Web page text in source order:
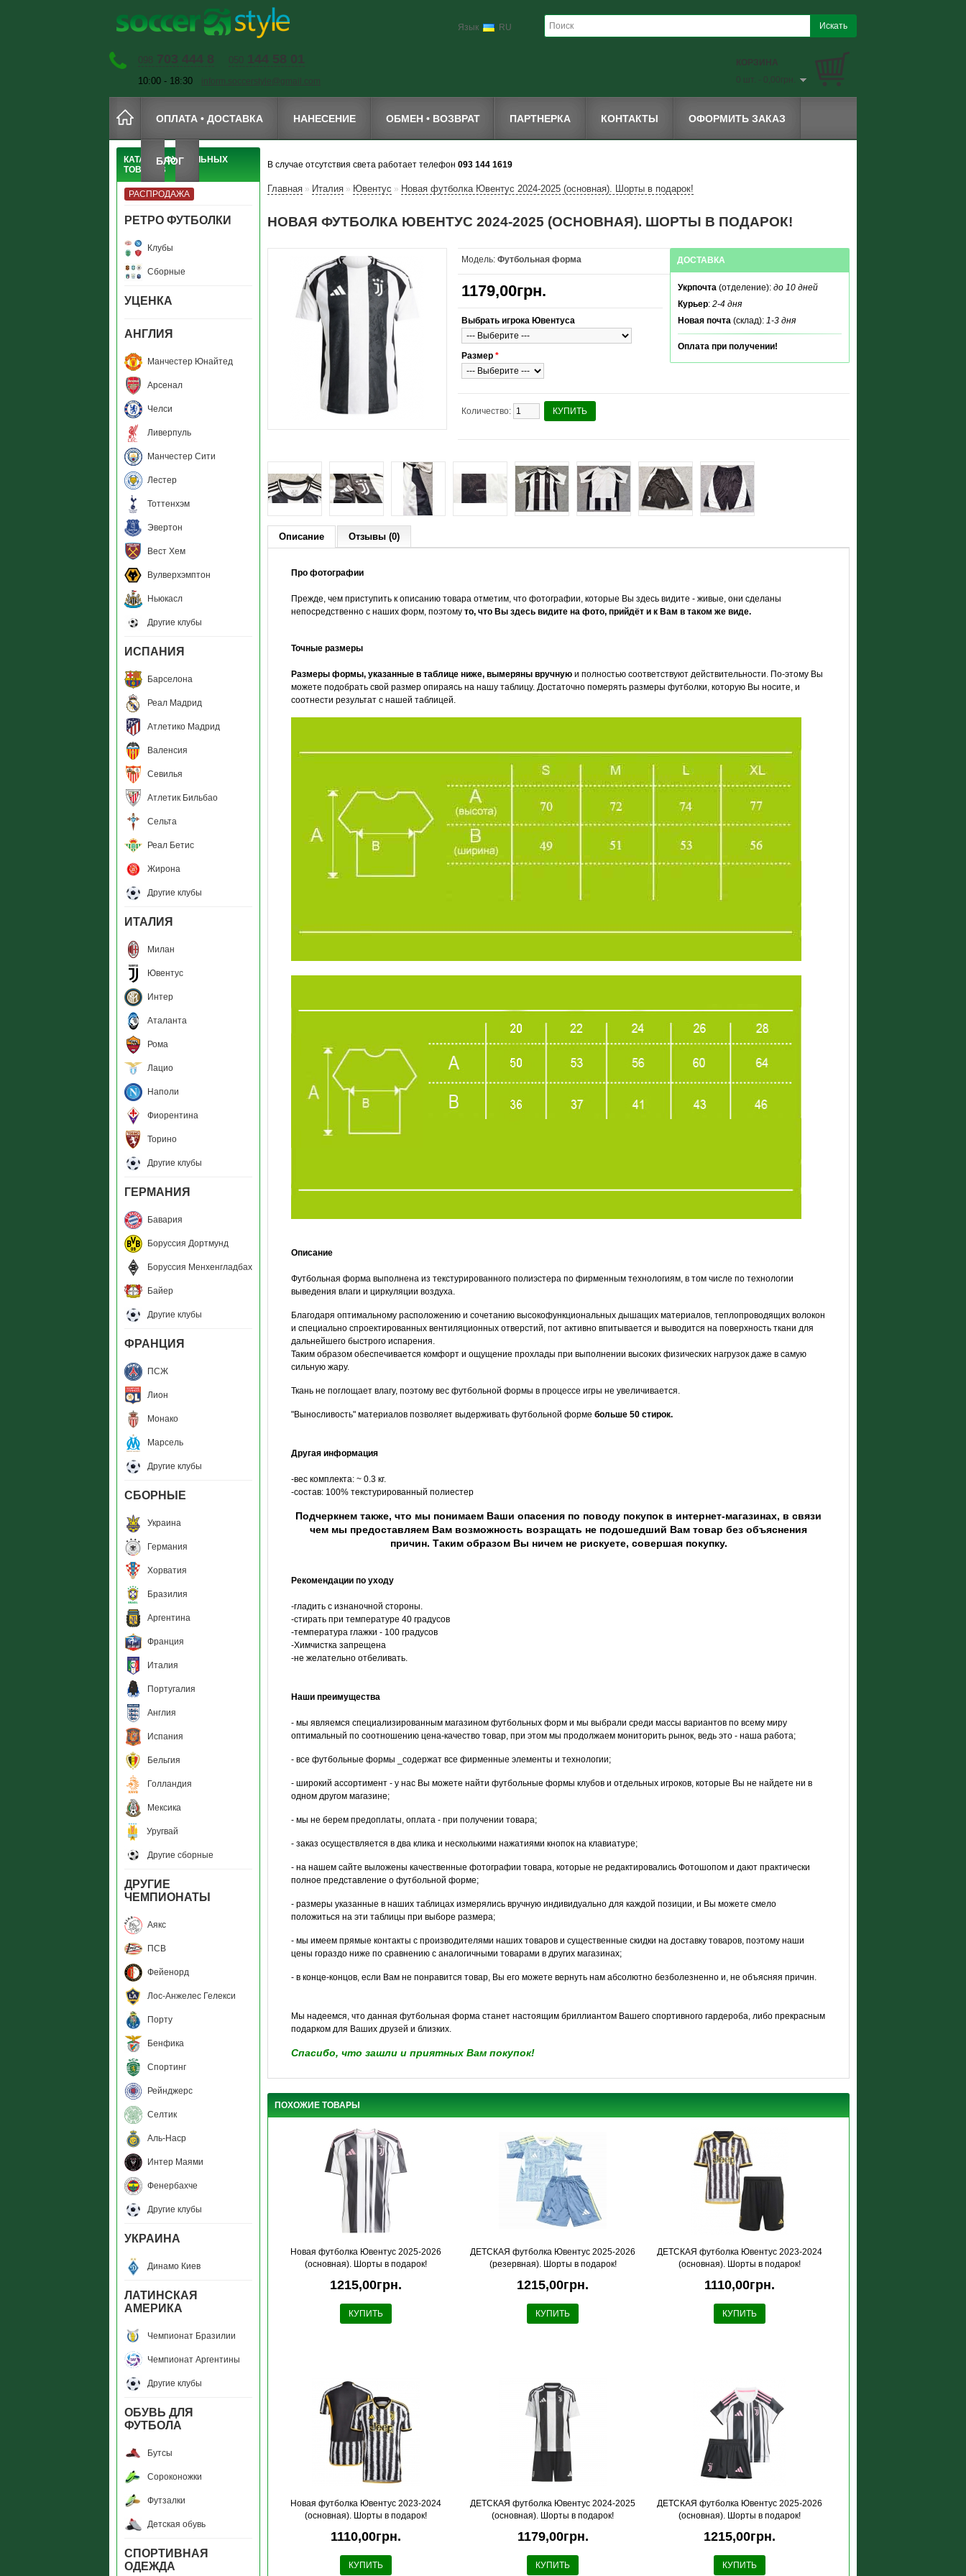
Язык RU
КОРЗИНА
0 шт. - 0,00грн.
098 703 444 8 050 144 58 01
10:00 - 18:30 inform.soccerstyle@gmail.com
ОПЛАТА • ДОСТАВКА НАНЕСЕНИЕ ОБМЕН • ВОЗВРАТ ПАРТНЕРКА КОНТАКТЫ ОФОРМИТЬ ЗАКАЗ
БЛОГ
КАТАЛОГ ФУТБОЛЬНЫХ
ТОВАРОВ
РАСПРОДАЖА
РЕТРО ФУТБОЛКИ
Клубы
Сборные
УЦЕНКА
АНГЛИЯ
Манчестер Юнайтед
Арсенал
Челси
Ливерпуль
Манчестер Сити
Лестер
Тоттенхэм
Эвертон
Вест Хем
Вулверхэмптон
Ньюкасл
Другие клубы
ИСПАНИЯ
Барселона
Реал Мадрид
Атлетико Мадрид
Валенсия
Севилья
Атлетик Бильбао
Сельта
Реал Бетис
Жирона
Другие клубы
ИТАЛИЯ
Милан
Ювентус
Интер
Аталанта
Рома
Лацио
Наполи
Фиорентина
Торино
Другие клубы
ГЕРМАНИЯ
Бавария
Боруссия Дортмунд
Боруссия Менхенгладбах
Байер
Другие клубы
ФРАНЦИЯ
ПСЖ
Лион
Монако
Марсель
Другие клубы
СБОРНЫЕ
Украина
Германия
Хорватия
Бразилия
Аргентина
Франция
Италия
Португалия
Англия
Испания
Бельгия
Голландия
Мексика
Уругвай
Другие сборные
ДРУГИЕ
ЧЕМПИОНАТЫ
Аякс
ПСВ
Фейенорд
Лос-Анжелес Гелекси
Порту
Бенфика
Спортинг
Рейнджерс
Селтик
Аль-Наср
Интер Маями
Фенербахче
Другие клубы
УКРАИНА
Динамо Киев
ЛАТИНСКАЯ
АМЕРИКА
Чемпионат Бразилии
Чемпионат Аргентины
Другие клубы
ОБУВЬ ДЛЯ
ФУТБОЛА
Бутсы
Сороконожки
Футзалки
Детская обувь
СПОРТИВНАЯ
ОДЕЖДА
В случае отсутствия света работает телефон 093 144 1619
Главная » Италия » Ювентус » Новая футболка Ювентус 2024-2025 (основная). Шорты в подарок!
НОВАЯ ФУТБОЛКА ЮВЕНТУС 2024-2025 (ОСНОВНАЯ). ШОРТЫ В ПОДАРОК!
ДОСТАВКА
Укрпочта (отделение): до 10 дней
Курьер: 2-4 дня
Новая почта (склад): 1-3 дня
Оплата при получении!
Модель: Футбольная форма
1179,00грн.
Выбрать игрока Ювентуса
Размер *
Количество: КУПИТЬ
Описание Отзывы (0)
Про фотографии
Прежде, чем приступить к описанию товара отметим, что фотографии, которые Вы здесь видите - живые, они сделаны
непосредственно с наших форм, поэтомуто, что Вы здесь видите на фото, прийдёт и к Вам в таком же виде.
Точные размеры
Размеры формы, указанные в таблице ниже, вымеряны вручную и полностью соответствуют действительности. По-этому Вы
можете подобрать свой размер опираясь на нашу таблицу. Достаточно померять размеры футболки, которую Вы носите, и
соотнести результат с нашей таблицей.
Описание
Футбольная форма выполнена из текстурированного полиэстера по фирменным технологиям, в том числе по технологии
выведения влаги и циркуляции воздуха.
Благодаря оптимальному расположению и сочетанию высокофункциональных дышащих материалов, теплопроводящих волокон
и специально спроектированных вентиляционных отверстий, пот активно впитывается и выводится на поверхность ткани для
дальнейшего быстрого испарения.
Таким образом обеспечивается комфорт и ощущение прохлады при выполнении высоких физических нагрузок даже в самую
сильную жару.
Ткань не поглощает влагу, поэтому вес футбольной формы в процессе игры не увеличивается.
"Выносливость" материалов позволяет выдерживать футбольной формебольше 50 стирок.
Другая информация
-вес комплекта: ~ 0.3 кг.
-состав: 100% текстурированный полиестер
Подчеркнем также, что мы понимаем Ваши опасения по поводу покупок в интернет-магазинах, в связи
чем мы предоставляем Вам возможность возращать не подошедший Вам товар без объяснения
причин. Таким образом Вы ничем не рискуете, совершая покупку.
Рекомендации по уходу
-гладить с изнаночной стороны.
-стирать при температуре 40 градусов
-температура глажки - 100 градусов
-Химчистка запрещена
-не желательно отбеливать.
Наши преимущества
- мы являемся специализированным магазином футбольных форм и мы выбрали среди массы вариантов по всему миру
оптимальный по соотношению цена-качество товар, при этом мы продолжаем мониторить рынок, ведь это - наша работа;
- все футбольные формы _содержат все фирменные элементы и технологии;
- широкий ассортимент - у нас Вы можете найти футбольные формы клубов и отдельных игроков, которые Вы не найдете ни в
одном другом магазине;
- мы не берем предоплаты, оплата - при получении товара;
- заказ осуществляется в два клика и несколькими нажатиями кнопок на клавиатуре;
- на нашем сайте выложены качественные фотографии товара, которые не редактировались Фотошопом и дают практически
полное представление о футбольной форме;
- размеры указанные в наших таблицах измерялись вручную индивидуально для каждой позиции, и Вы можете смело
положиться на эти таблицы при выборе размера;
- мы имеем прямые контакты с производителями наших товаров и существенные скидки на доставку товаров, поэтому наши
цены гораздо ниже по сравнению с аналогичными товарами в других магазинах;
- в конце-концов, если Вам не понравится товар, Вы его можете вернуть нам абсолютно безболезненно и, не объясняя причин.
Мы надеемся, что данная футбольная форма станет настоящим бриллиантом Вашего спортивного гардероба, либо прекрасным
подарком для Ваших друзей и близких.
Спасибо, что зашли и приятных Вам покупок!
ПОХОЖИЕ ТОВАРЫ
Новая футболка Ювентус 2025-2026
(основная). Шорты в подарок!
1215,00грн.
КУПИТЬ
ДЕТСКАЯ футболка Ювентус 2025-2026
(резервная). Шорты в подарок!
1215,00грн.
КУПИТЬ
ДЕТСКАЯ футболка Ювентус 2023-2024
(основная). Шорты в подарок!
1110,00грн.
КУПИТЬ
Новая футболка Ювентус 2023-2024
(основная). Шорты в подарок!
1110,00грн.
КУПИТЬ
ДЕТСКАЯ футболка Ювентус 2024-2025
(основная). Шорты в подарок!
1179,00грн.
КУПИТЬ
ДЕТСКАЯ футболка Ювентус 2025-2026
(основная). Шорты в подарок!
1215,00грн.
КУПИТЬ